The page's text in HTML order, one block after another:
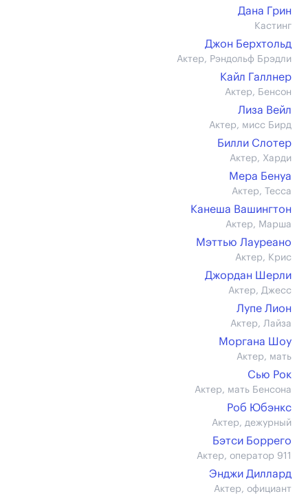
Дана Грин
Кастинг
Джон Берхтольд
Актер, Рэндольф Брэдли
Кайл Галлнер
Актер, Бенсон
Лиза Вейл
Актер, мисс Бирд
Билли Слотер
Актер, Харди
Мера Бенуа
Актер, Тесса
Канеша Вашингтон
Актер, Марша
Мэттью Лауреано
Актер, Крис
Джордан Шерли
Актер, Джесс
Лупе Лион
Актер, Лайза
Моргана Шоу
Актер, мать
Сью Рок
Актер, мать Бенсона
Роб Юбэнкс
Актер, дежурный
Бэтси Боррего
Актер, оператор 911
Энджи Диллард
Актер, официант